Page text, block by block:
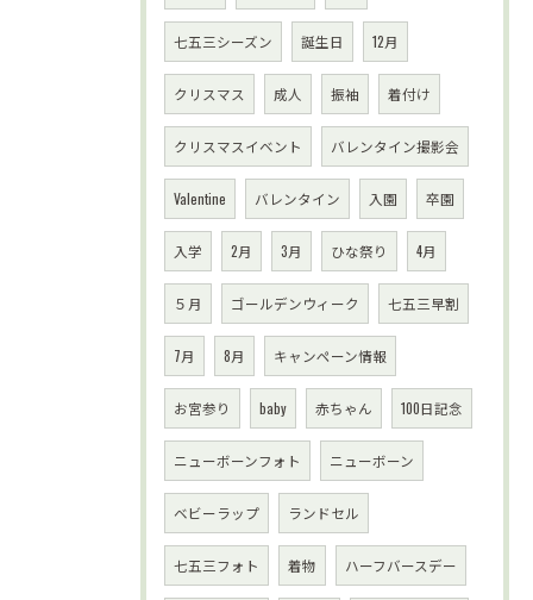
七五三シーズン 誕生日 12月
クリスマス 成人 振袖 着付け
クリスマスイベント バレンタイン撮影会
Valentine バレンタイン 入園 卒園
入学 2月 3月 ひな祭り 4月
５月 ゴールデンウィーク 七五三早割
7月 8月 キャンペーン情報
お宮参り baby 赤ちゃん 100日記念
ニューボーンフォト ニューボーン
ベビーラップ ランドセル
七五三フォト 着物 ハーフバースデー